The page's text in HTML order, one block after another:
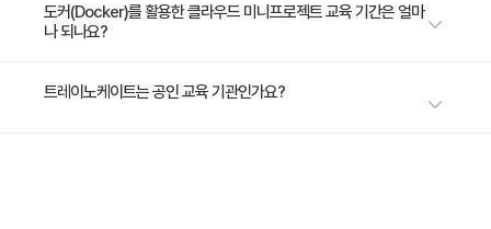
도커는 어플리케이션을 보다 빠르고 확장성 있고 단순하게 배포하고 실행하
기 위한 플랫폼입니다. 이 과정의 목표는 도커 플랫폼의 개념과 아키텍처를
등의 생성과 관리 방법을 현업과 가장 유사한 실습 환경을 통해 자신감 향상
도커(Docker)를 활용한 클라우드 미니프로젝트 교육 기간은 얼마
나 되나요?
2일 과정입니다. 상세 일정은 교육 페이지에서 확인하실 수 있습니다.
트레이노케이트는 공인 교육 기관인가요?